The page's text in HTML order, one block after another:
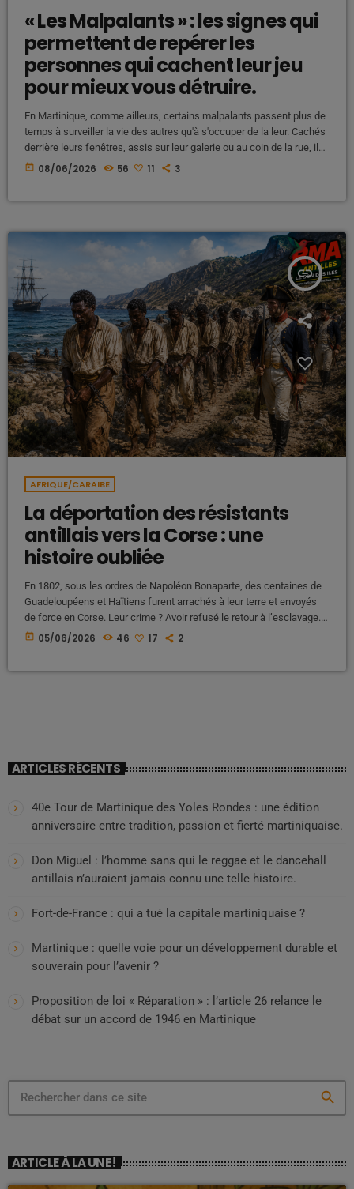
« Les Malpalants » : les signes qui
permettent de repérer les
personnes qui cachent leur jeu
pour mieux vous détruire.
En Martinique, comme ailleurs, certains malpalants passent plus de
temps à surveiller la vie des autres qu'à s'occuper de la leur. Cachés
derrière leurs fenêtres, assis sur leur galerie ou au coin de la rue, ils
observent, commentent et critiquent tout ce qui se passe dans le
today 08/06/2026 56 11 3
insert_link
AFRIQUE/CARAIBE
La déportation des résistants
antillais vers la Corse : une
histoire oubliée
En 1802, sous les ordres de Napoléon Bonaparte, des centaines de
Guadeloupéens et Haïtiens furent arrachés à leur terre et envoyés
de force en Corse. Leur crime ? Avoir refusé le retour à l’esclavage.
Voici l’histoire occultée d’une déportation politique et raciale qui a
today 05/06/2026 46 17 2
ARTICLES RÉCENTS
40e Tour de Martinique des Yoles Rondes : une édition
anniversaire entre tradition, passion et fierté martiniquaise.
Don Miguel : l’homme sans qui le reggae et le dancehall
antillais n’auraient jamais connu une telle histoire.
Fort-de-France : qui a tué la capitale martiniquaise ?
Martinique : quelle voie pour un développement durable et
souverain pour l’avenir ?
Proposition de loi « Réparation » : l’article 26 relance le
débat sur un accord de 1946 en Martinique
search
ARTICLE À LA UNE !